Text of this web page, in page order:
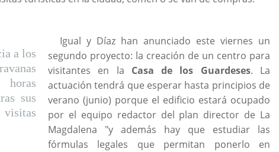
a los
horas
sus
Igual y Díaz han anunciado este viernes un
segundo proyecto: la creación de un centro para
visitantes en la Casa de los Guardeses. La
actuación tendrá que esperar hasta principios de
verano (junio) porque el edificio estará ocupado
por el equipo redactor del plan director de La
Magdalena "y además hay que estudiar las
fórmulas legales que permitan ponerlo en